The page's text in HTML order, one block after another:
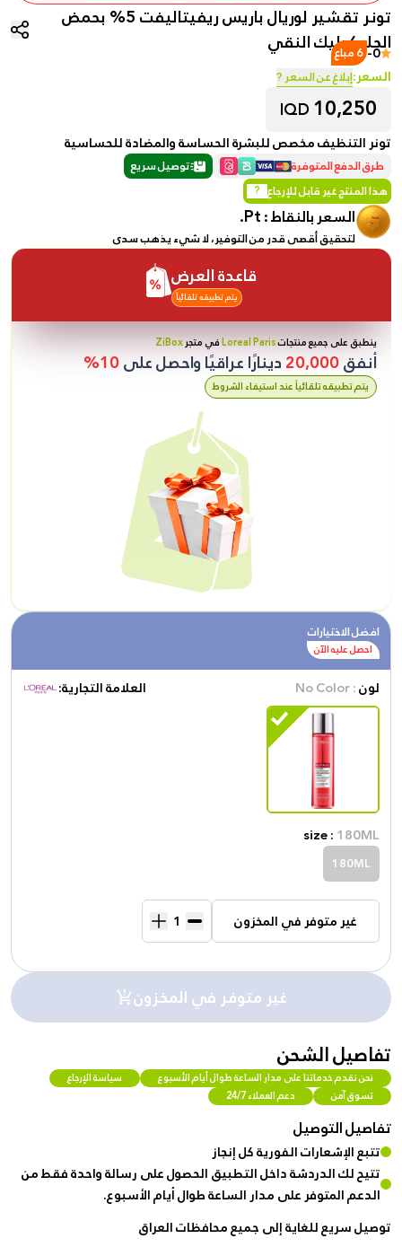
تونر تقشير لوريال باريس ريفيتاليفت 5% بحمض
الجليكوليك النقي
0
-6 مباع
السعر:إبلاغ عن السعر ?
10,250
IQD
تونر التنظيف مخصص للبشرة الحساسة والمضادة للحساسية
طرق الدفع المتوفرة
توصيل سريع
هذا المنتج غير قابل للإرجاع ?
السعر بالنقاط :Pt.
لتحقيق أقصى قدر من التوفير، لا شيء يذهب سدى
قاعدة العرض
يتم تطبيقه تلقائياً
ينطبق على جميع منتجاتLoreal Parisفي متجرZiBox
أنفق20,000دينارًا عراقيًا واحصل على10%
يتم تطبيقه تلقائياً عند استيفاء الشروط
افضل الاختيارات
احصل عليه الآن
لون: No Color العلامة التجارية:
size :180ML
180ML
غير متوفر في المخزون
غير متوفر في المخزون
تفاصيل الشحن
نحن نقدم خدماتنا على مدار الساعة طوال أيام الأسبوع
سياسة الإرجاع
تسوق آمن
دعم العملاء 24/7
تفاصيل التوصيل
تتبع الإشعارات الفورية كل إنجاز
تتيح لك الدردشة داخل التطبيق الحصول على رسالة واحدة فقط من
الدعم المتوفر على مدار الساعة طوال أيام الأسبوع.
توصيل سريع للغاية إلى جميع محافظات العراق